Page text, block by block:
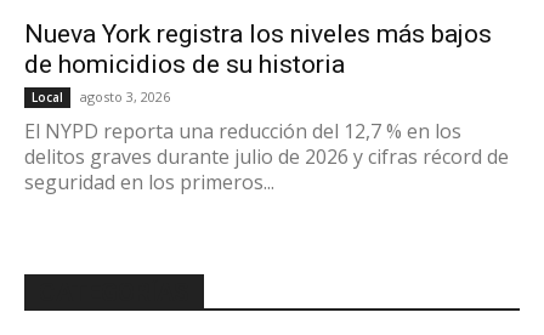
Nueva York registra los niveles más bajos
de homicidios de su historia
Local agosto 3, 2026
El NYPD reporta una reducción del 12,7 % en los
delitos graves durante julio de 2026 y cifras récord de
seguridad en los primeros...